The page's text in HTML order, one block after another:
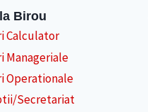
Birou
Calculator
Manageriale
Operationale
Secretariat